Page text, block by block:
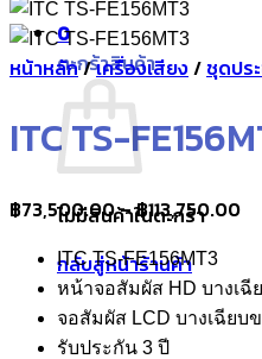
0
ตะกร้าสินค้า
ไม่มีสินค้าในตะกร้า
กลับสู่หน้าร้านค้า
หน้าหลัก/เครื่องเสียง/ชุดปร
ITC TS-
฿73,500.00–฿113,750.00
฿
ITC TS-FE156MT3
หน้าจอสัมผัส HD บางเ
จอสัมผัส LCD บางเฉียบ
รับประกัน 3 ปี